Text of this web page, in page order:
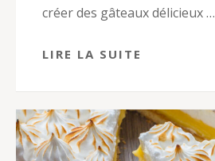
créer des gâteaux délicieux …
LIRE LA SUITE